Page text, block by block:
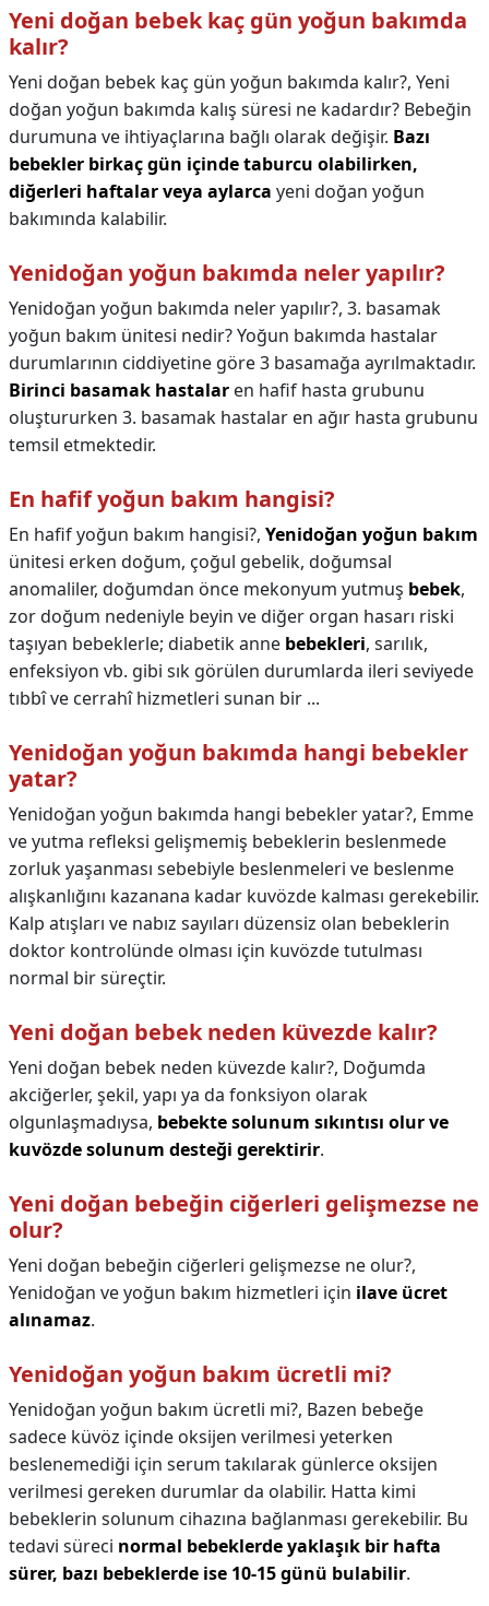
Yeni doğan bebek kaç gün yoğun bakımda
kalır?
Yeni doğan bebek kaç gün yoğun bakımda kalır?, Yeni
doğan yoğun bakımda kalış süresi ne kadardır? Bebeğin
durumuna ve ihtiyaçlarına bağlı olarak değişir. Bazı
bebekler birkaç gün içinde taburcu olabilirken,
diğerleri haftalar veya aylarca yeni doğan yoğun
bakımında kalabilir.
Yenidoğan yoğun bakımda neler yapılır?
Yenidoğan yoğun bakımda neler yapılır?, 3. basamak
yoğun bakım ünitesi nedir? Yoğun bakımda hastalar
durumlarının ciddiyetine göre 3 basamağa ayrılmaktadır.
Birinci basamak hastalar en hafif hasta grubunu
oluştururken 3. basamak hastalar en ağır hasta grubunu
temsil etmektedir.
En hafif yoğun bakım hangisi?
En hafif yoğun bakım hangisi?, Yenidoğan yoğun bakım
ünitesi erken doğum, çoğul gebelik, doğumsal
anomaliler, doğumdan önce mekonyum yutmuş bebek,
zor doğum nedeniyle beyin ve diğer organ hasarı riski
taşıyan bebeklerle; diabetik anne bebekleri, sarılık,
enfeksiyon vb. gibi sık görülen durumlarda ileri seviyede
tıbbî ve cerrahî hizmetleri sunan bir ...
Yenidoğan yoğun bakımda hangi bebekler
yatar?
Yenidoğan yoğun bakımda hangi bebekler yatar?, Emme
ve yutma refleksi gelişmemiş bebeklerin beslenmede
zorluk yaşanması sebebiyle beslenmeleri ve beslenme
alışkanlığını kazanana kadar kuvözde kalması gerekebilir.
Kalp atışları ve nabız sayıları düzensiz olan bebeklerin
doktor kontrolünde olması için kuvözde tutulması
normal bir süreçtir.
Yeni doğan bebek neden küvezde kalır?
Yeni doğan bebek neden küvezde kalır?, Doğumda
akciğerler, şekil, yapı ya da fonksiyon olarak
olgunlaşmadıysa, bebekte solunum sıkıntısı olur ve
kuvözde solunum desteği gerektirir.
Yeni doğan bebeğin ciğerleri gelişmezse ne
olur?
Yeni doğan bebeğin ciğerleri gelişmezse ne olur?,
Yenidoğan ve yoğun bakım hizmetleri için ilave ücret
alınamaz.
Yenidoğan yoğun bakım ücretli mi?
Yenidoğan yoğun bakım ücretli mi?, Bazen bebeğe
sadece küvöz içinde oksijen verilmesi yeterken
beslenemediği için serum takılarak günlerce oksijen
verilmesi gereken durumlar da olabilir. Hatta kimi
bebeklerin solunum cihazına bağlanması gerekebilir. Bu
tedavi süreci normal bebeklerde yaklaşık bir hafta
sürer, bazı bebeklerde ise 10-15 günü bulabilir.